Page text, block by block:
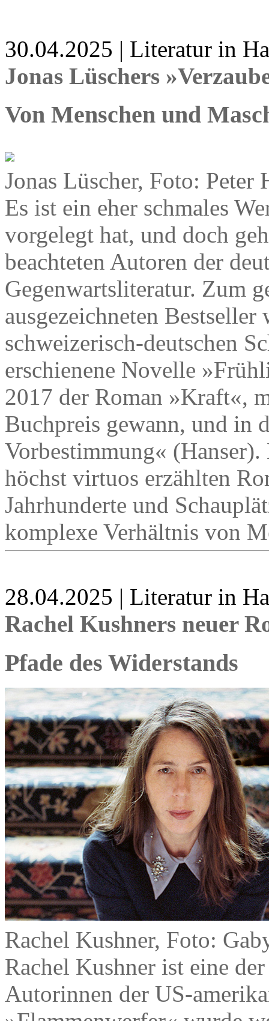
30.04.2025 | Literatur in
Jonas Lüschers
Von Menschen und
Jonas Lüscher, Foto: Peter
Es ist ein eher schmales
vorgelegt hat, und doch
beachteten Autoren der
Gegenwartsliteratur. Zum
ausgezeichneten
schweizerisch-deutschen
erschienene Novelle
2017 der Roman »Kraft«,
Buchpreis gewann, und in
Vorbestimmung«
höchst virtuos erzählten
Jahrhunderte und
komplexe Verhältnis von
28.04.2025 | Literatur in
Rachel Kushners neuer
Pfade des Widerstands
Rachel Kushner, Foto:
Rachel Kushner ist eine
Autorinnen der US-